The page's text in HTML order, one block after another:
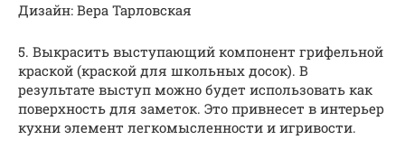
Дизайн: Вера Тарловская
5. Выкрасить выступающий компонент грифельной
краской (краской для школьных досок). В
результате выступ можно будет использовать как
поверхность для заметок. Это привнесет в интерьер
кухни элемент легкомысленности и игривости.